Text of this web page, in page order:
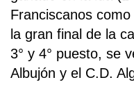
Franciscanos
la gran final de la
3° y 4° puesto, se
Albujón y el C.D.